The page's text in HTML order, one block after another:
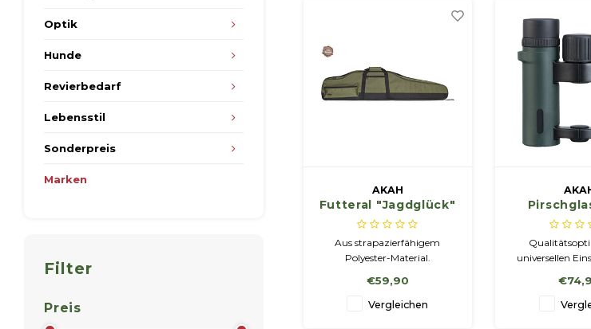
Optik
Hunde
Revierbedarf
Lebensstil
Sonderpreis
Marken
Filter
Preis
AKAH
Futteral "Jagdglück"
Länge: 126 cm
Aus strapazierfähigem
Polyester-Material.
Innenpolster mit feinflorigem
Fleece, Schafttasche und
€59,90
Vergleichen
universellen
Urlaub.
offener Brücke,